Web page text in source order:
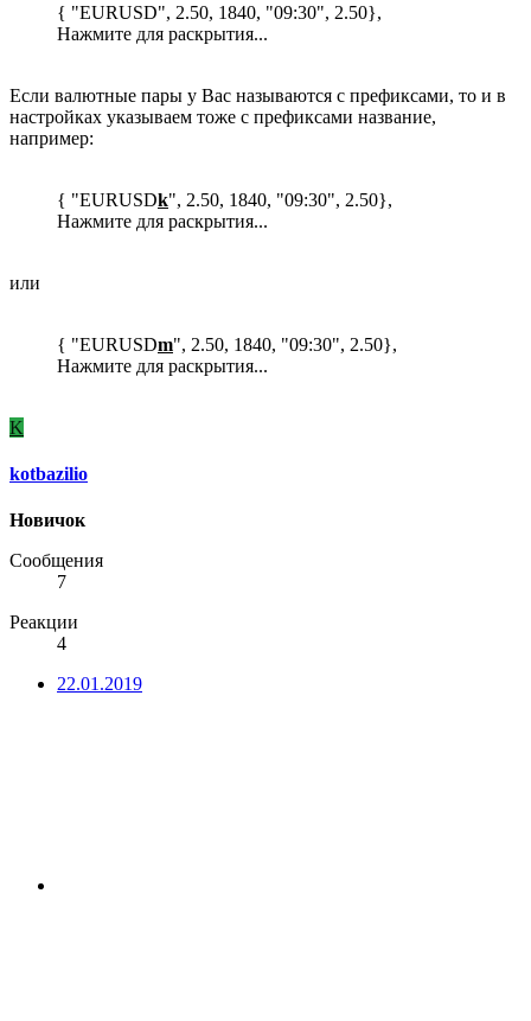
{ "EURUSD", 2.50, 1840, "09:30", 2.50},
Нажмите для раскрытия...
Если валютные пары у Вас называются с префиксами, то и в
настройках указываем тоже с префиксами название,
например:
{ "EURUSDk", 2.50, 1840, "09:30", 2.50},
Нажмите для раскрытия...
или
{ "EURUSDm", 2.50, 1840, "09:30", 2.50},
Нажмите для раскрытия...
K
kotbazilio
Новичок
Сообщения
7
Реакции
4
22.01.2019